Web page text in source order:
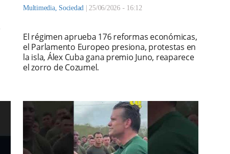
Multimedia, Sociedad | 25/06/2026 - 16:12
El régimen aprueba 176 reformas económicas,
el Parlamento Europeo presiona, protestas en
la isla, Álex Cuba gana premio Juno, reaparece
el zorro de Cozumel.